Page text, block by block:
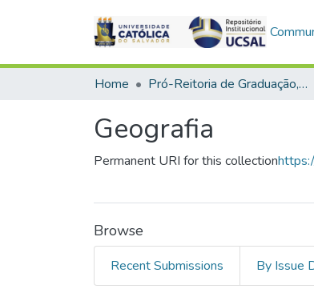
Home Pró-Reitoria de Graduação, Extensão e Ação Comunitária > Ciências Humanas
Geografia
Permanent URI for this collection
Browse
Recent Submissions By Issue